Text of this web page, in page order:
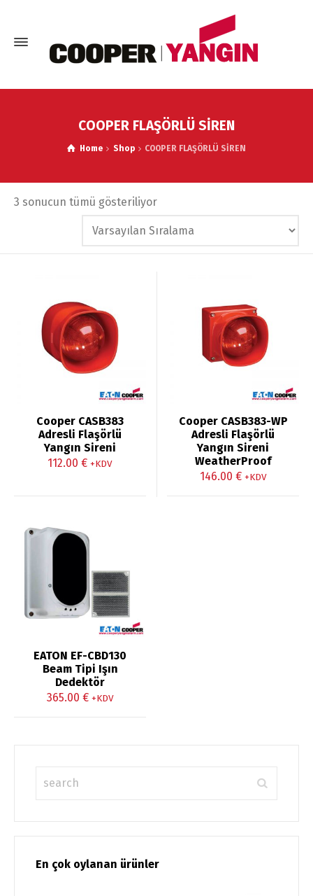
COOPER FLAŞÖRLÜ SİREN
Home Shop COOPER FLAŞÖRLÜ SİREN
3 sonucun tümü gösteriliyor
Cooper CASB383
Adresli Flaşörlü
Yangın Sireni
112.00 € +KDV
Cooper CASB383-WP
Adresli Flaşörlü
Yangın Sireni
WeatherProof
146.00 € +KDV
EATON EF-CBD130
Beam Tipi Işın
Dedektör
365.00 € +KDV
En çok oylanan ürünler